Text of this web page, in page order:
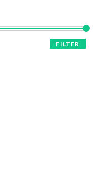
FILTER